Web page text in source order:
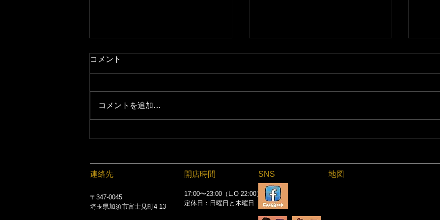
コメント
コメントを追加…
連絡先
〒347-0045
埼玉県加須市富士見町4-13
開店時間
17:00〜23:00（L.O 22:00）
定休日：日曜日と木曜日
地図
SNS